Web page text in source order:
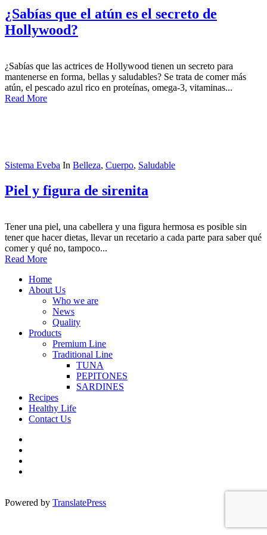
¿Sabías que el atún es el secreto de
Hollywood?
¿Sabías que las actrices de Hollywood tienen un secreto para
mantenerse en forma, bellas y saludables? Se trata de comer más
atún, el pescado azul rico en proteínas, omega-3, vitaminas...
Read More
Sistema Eveba In Belleza, Cuerpo, Saludable
Piel y figura de sirenita
Tener una piel, una cabellera y una figura hermosa es posible sin
tener que hacer dietas, llevar un recetario a cada parte para saber qué
comer y qué no, tampoco...
Read More
Close
Menu
Home
About Us
Who we are
News
Quality
Products
Premium Line
Traditional Line
TUNA
PEPITONES
SARDINES
Recipes
Healthy Life
Contact Us
Powered by TranslatePress